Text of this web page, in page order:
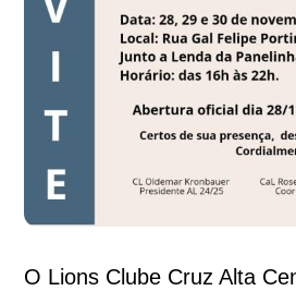
O Lions Clube Cruz Alta